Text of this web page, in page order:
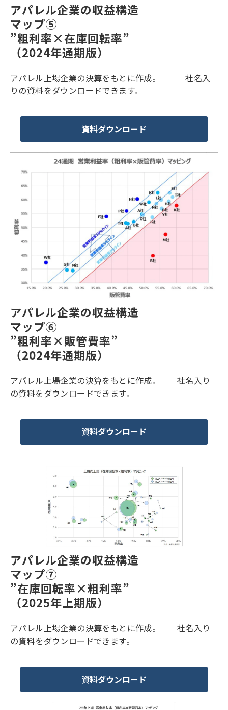
アパレル企業の収益構造
マップ⑤
”粗利率×在庫回転率”
（2024年通期版）
アパレル上場企業の決算をもとに作成。 社名入
りの資料をダウンロードできます。
資料ダウンロード
アパレル企業の収益構造
マップ⑥
”粗利率×販管費率”
（2024年通期版）
アパレル上場企業の決算をもとに作成。 社名入り
の資料をダウンロードできます。
資料ダウンロード
アパレル企業の収益構造
マップ⑦
”在庫回転率×粗利率”
（2025年上期版）
アパレル上場企業の決算をもとに作成。 社名入り
の資料をダウンロードできます。
資料ダウンロード